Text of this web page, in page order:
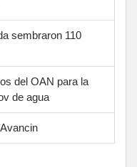
sembraron 110
del OAN para la
de agua